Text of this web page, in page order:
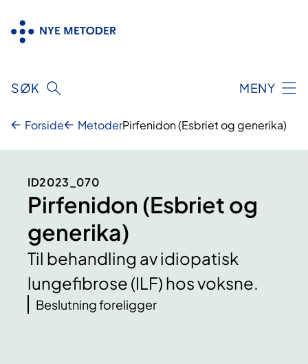
innhold
SØK MENY
Forside MetoderPirfenidon (Esbriet og generika)
ID2023_070
Pirfenidon (Esbriet og
generika)
Til behandling av idiopatisk
lungefibrose (ILF) hos voksne.
Beslutning foreligger